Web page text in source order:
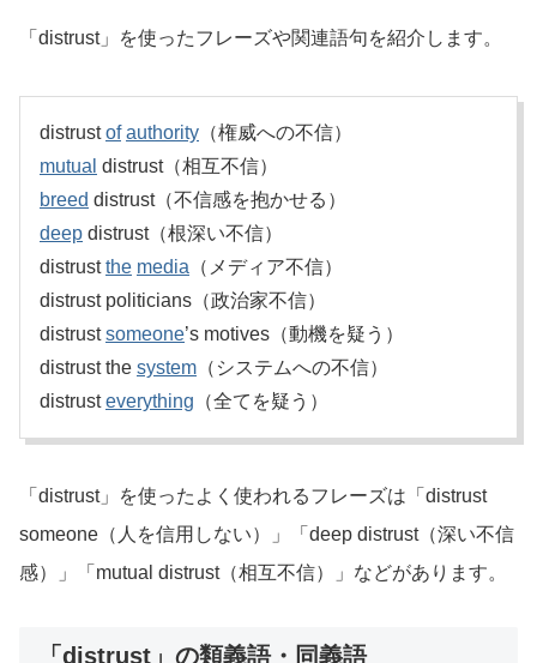
「distrust」を使ったフレーズや関連語句を紹介します。
distrustof authority （権威への不信）
mutual distrust（相互不信）
breed distrust（不信感を抱かせる）
deep distrust（根深い不信）
distrustthe media （メディア不信）
distrust politicians（政治家不信）
distrustsomeone’s motives（動機を疑う）
distrust the system （システムへの不信）
distrusteverything （全てを疑う）
「distrust」を使ったよく使われるフレーズは「distrust
someone（人を信用しない）」「deep distrust（深い不信
感）」「mutual distrust（相互不信）」などがあります。
「distrust」の類義語・同義語